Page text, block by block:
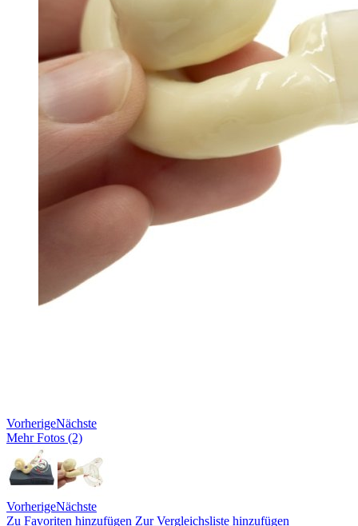
VorherigeNächste
Mehr Fotos (2)
VorherigeNächste
Zu Favoriten hinzufügen Zur Vergleichsliste hinzufügen